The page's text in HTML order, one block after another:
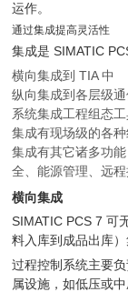
运作。
通过集成提高灵活性
集成是 SIMATIC
横向集成到 TIA 中
纵向集成到各层级通
系统集成工程组态
集成有现场级的各
集成有其它诸多功
全、能源管理、远
横向集成
SIMATIC PCS 7 可
料入库到成品出库）
过程控制系统主要
属设施，如低压或